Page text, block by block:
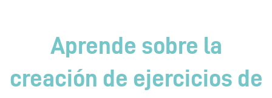
Aprende sobre la
creación de ejercicios de